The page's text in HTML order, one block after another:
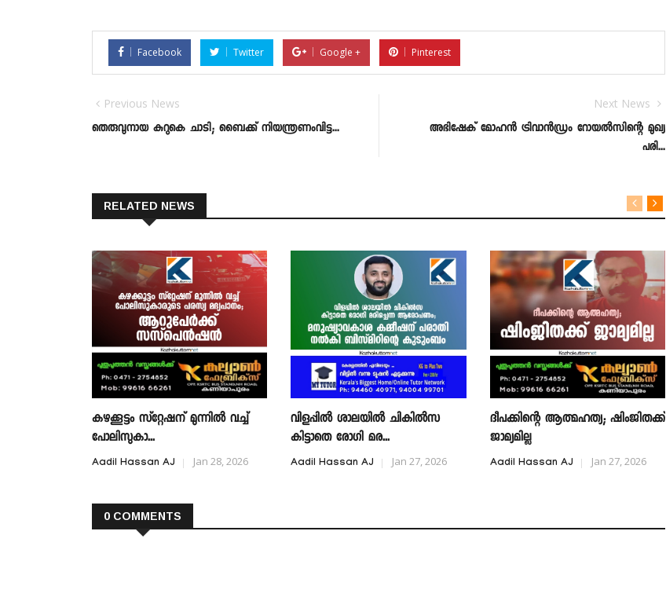
Facebook Twitter Google + Pinterest
Previous News
തെരുവുനായ കുറുകെ ചാടി; ബൈക്ക് നിയന്ത്രണംവിട്ട...
Next News
അഭിഷേക് മോഹൻ ട്രിവാൻഡ്രം റോയൽസിന്റെ മുഖ്യ
പരി...
RELATED NEWS
കഴക്കൂട്ടം സ്റ്റേഷന് മുന്നില്‍ വച്ച്
പോലിസുകാ...
Aadil Hassan AJ Jan 28, 2026
വിളപ്പില്‍ ശാലയില്‍ ചികില്‍സ
കിട്ടാതെ രോഗി മര...
Aadil Hassan AJ Jan 27, 2026
ദീപക്കിന്റെ ആത്മഹത്യ; ഷിംജിതക്ക്
ജാമ്യമില്ല
Aadil Hassan AJ Jan 27, 2026
0 COMMENTS